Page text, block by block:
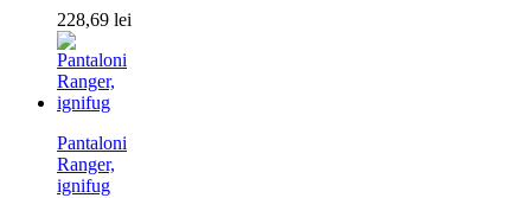
228,69 lei
Pantaloni
Ranger,
ignifug